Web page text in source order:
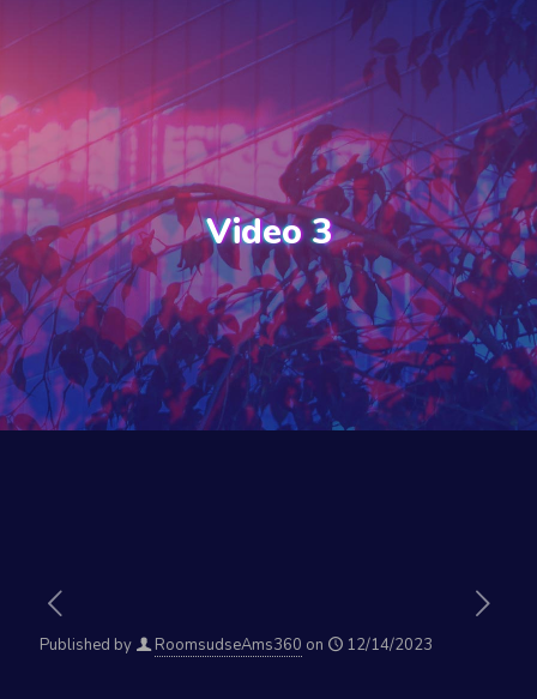
Video 3
Published by RoomsudseAms360 on 12/14/2023